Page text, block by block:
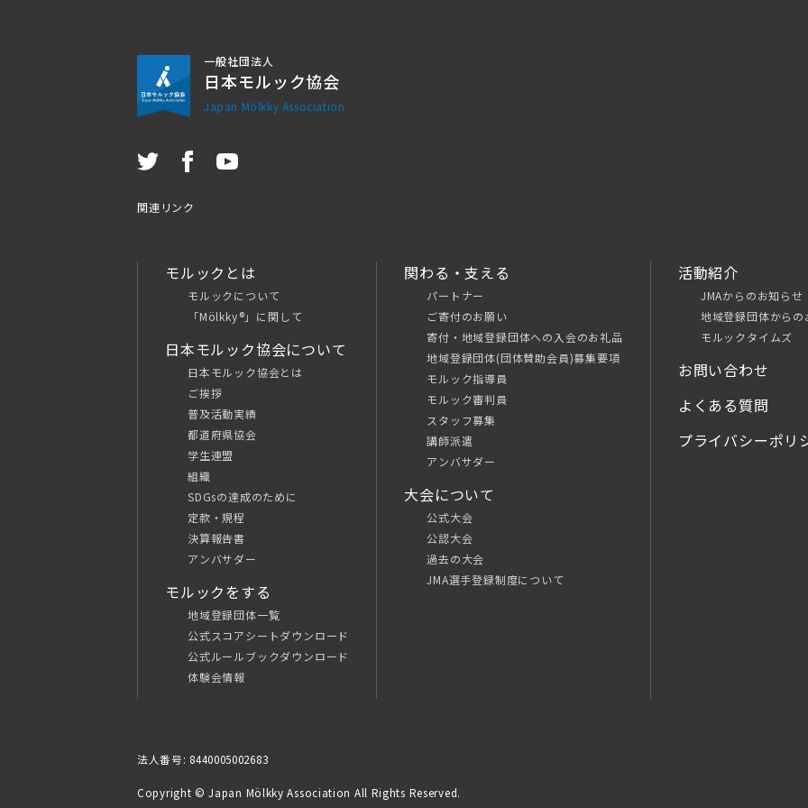
一般社団法人
日本モルック協会
Japan Mölkky Association
関連リンク
モルックとは
モルックについて
「Mölkky®」に関して
日本モルック協会について
日本モルック協会とは
ご挨拶
普及活動実績
都道府県協会
学生連盟
組織
SDGsの達成のために
定款・規程
決算報告書
アンバサダー
モルックをする
地域登録団体一覧
公式スコアシートダウンロード
公式ルールブックダウンロード
体験会情報
関わる・支える
パートナー
ご寄付のお願い
寄付・地域登録団体への入会のお礼品
地域登録団体(団体賛助会員)募集要項
モルック指導員
モルック審判員
スタッフ募集
講師派遣
アンバサダー
大会について
公式大会
公認大会
過去の大会
JMA選手登録制度について
活動紹介
JMAからのお知らせ
地域登録団体からの
モルックタイムズ
お問い合わせ
よくある質問
プライバシーポリ
法人番号: 8440005002683
Copyright © Japan Mölkky Association All Rights Reserved.